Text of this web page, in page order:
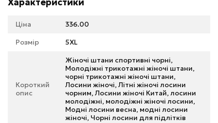
Характеристики
Ціна 336.00
Розмір 5XL
Короткий
опис
Жіночі штани спортивні чорні,
Молодіжні трикотажні жіночі штани,
чорні трикотажні жіночі штани,
Лосини жіночі, Літні жіночі лосини
чорним, Лосини жіночі Китай, лосини
молодіжні, молодіжні жіночі лосини,
Модні лосини весна, модні лосини
жіночі, Чорні лосини для підлітків